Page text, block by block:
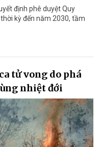
định phê duyệt Quy
kỳ đến năm 2030, tầm
tử vong do phá
nhiệt đới